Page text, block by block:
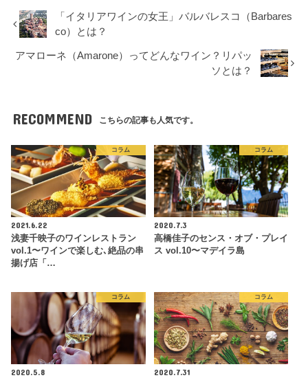
「イタリアワインの女王」バルバレスコ（Barbares
co）とは？
アマローネ（Amarone）ってどんなワイン？リパッ
ソとは？
RECOMMEND こちらの記事も人気です。
コラム
2021.6.22
浅妻千映子のワインレストラン
vol.1〜ワインで楽しむ､絶品の串
揚げ店「…
コラム
2020.7.3
高橋佳子のセンス・オブ・プレイ
ス vol.10〜マデイラ島
コラム
2020.5.8
コラム
2020.7.31